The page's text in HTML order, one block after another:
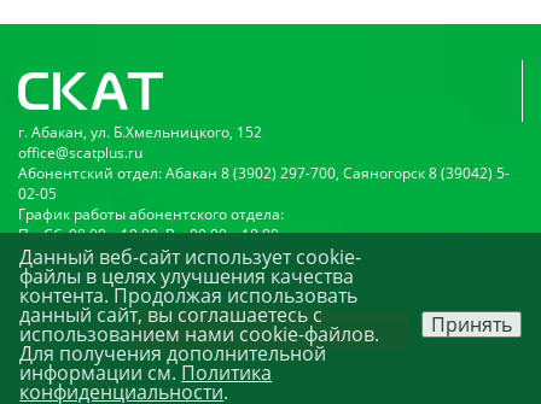
г. Абакан, ул. Б.Хмельницкого, 152
office@scatplus.ru
Абонентский отдел: Абакан 8 (3902) 297-700, Саяногорск 8 (39042) 5-
02-05
График работы абонентского отдела:
Пн-Сб: 08:00 – 19:00, Вс: 09:00 – 18:00
Публичная оферта
Политика конфиденциальности
Подключиться
© ООО «НПО «Скат». 2026
Данный веб-сайт использует cookie-
файлы в целях улучшения качества
контента. Продолжая использовать
данный сайт, вы соглашаетесь с
использованием нами cookie-файлов.
Для получения дополнительной
информации см.Политика
конфиденциальности.
Принять